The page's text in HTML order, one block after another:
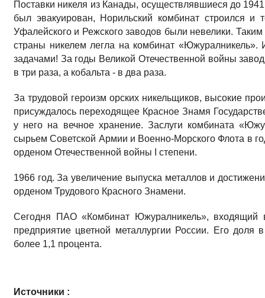
Поставки никеля из Канады, осуществлявшиеся до
был эвакуирован, Норильский комбинат строился и
Уфалейского и Режского заводов были невелики.
страны никелем легла на комбинат
задачами! За годы Великой Отечественной войны
в три раза, а кобальта - в два раза.
За трудовой героизм орских никельщиков, высокие
присуждалось переходящее Красное Знамя
у него на вечное хранение. Заслуги комбината
сырьем Советской Армии и Военно-Морского Флота в
орденом Отечественной войны I степени.
1966 год. За увеличение выпуска металлов и
орденом Трудового Красного Знамени.
Сегодня ПАО «Комбинат Южуралникель», входящий
предприятие цветной металлургии России. Его доля
более 1,1 процента.
Источники :